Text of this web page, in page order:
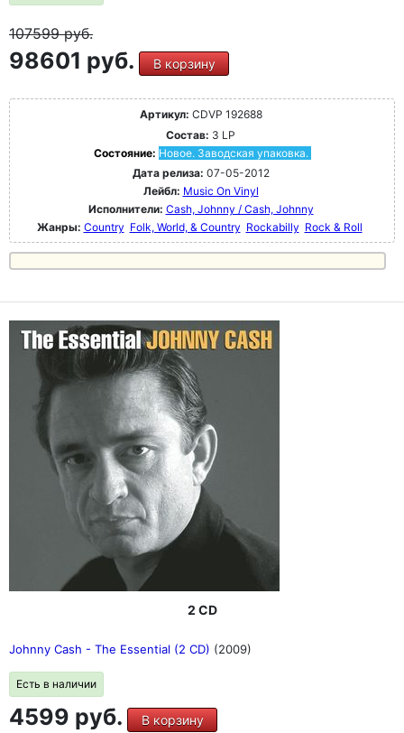
107599руб.
98601 руб. В корзину
Артикул: CDVP 192688
Состав: 3 LP
Состояние: Новое. Заводская упаковка.
Дата релиза: 07-05-2012
Лейбл: Music On Vinyl
Исполнители: Cash, Johnny / Cash, Johnny
Жанры: Country Folk, World, & Country Rockabilly Rock & Roll
2 CD
Johnny Cash - The Essential (2 CD) (2009)
Есть в наличии
4599 руб. В корзину